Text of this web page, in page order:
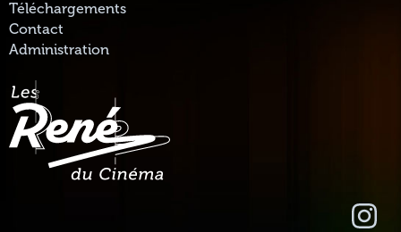
Téléchargements
Contact
Administration